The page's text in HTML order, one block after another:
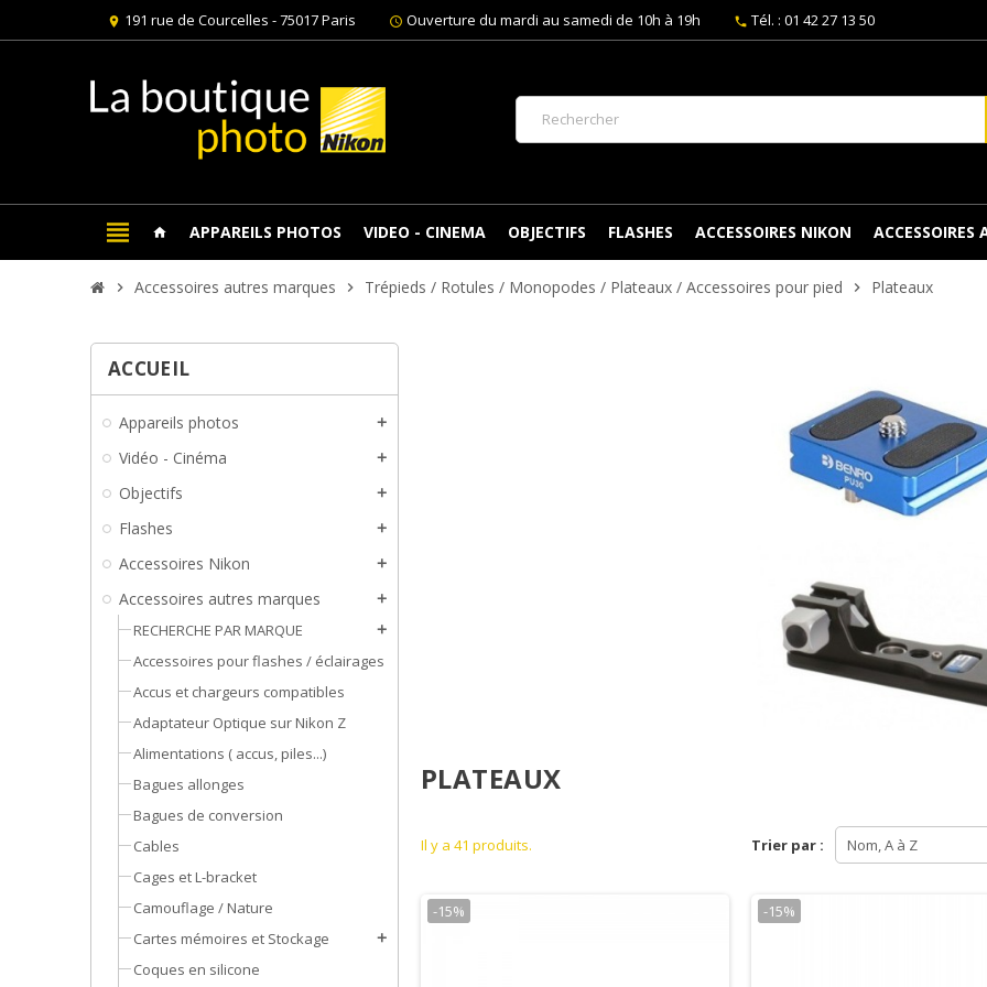
location_on 191 rue de Courcelles - 75017 Paris schedule Ouverture du mardi au samedi de 10h à 19h phone Tél. : 01 42 27 13 50
view_headline home APPAREILS PHOTOS VIDEO - CINEMA OBJECTIFS FLASHES ACCESSOIRES NIKON ACCESSOIRES
chevron_right Accessoires autres marques chevron_right Trépieds / Rotules / Monopodes / Plateaux / Accessoires pour pied chevron_right Plateaux
ACCUEIL
Appareils photos add
Vidéo - Cinéma add
Objectifs add
Flashes add
Accessoires Nikon add
Accessoires autres marques add
RECHERCHE PAR MARQUE add
Accessoires pour flashes / éclairages
Accus et chargeurs compatibles
Adaptateur Optique sur Nikon Z
Alimentations ( accus, piles...)
Bagues allonges
Bagues de conversion
Cables
Cages et L-bracket
Camouflage / Nature
Cartes mémoires et Stockage
add
Coques en silicone
PLATEAUX
Trier par : Nom, A à Z
Il y a 41 produits.
-15% -15%